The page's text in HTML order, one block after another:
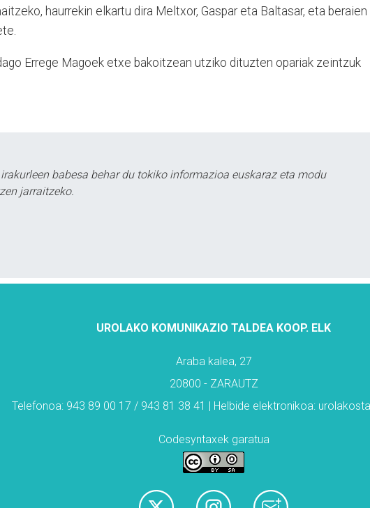
haurrekin elkartu dira Meltxor, Gaspar eta Baltasar, eta beraien
Errege Magoek etxe bakoitzean utziko dituzten opariak zeintzuk
babesa behar du tokiko informazioa euskaraz eta modu
jarraitzeko.
UROLAKO KOMUNIKAZIO TALDEA KOOP. ELK
Araba kalea, 27
20800 - ZARAUTZ
Telefonoa: 943 89 00 17 / 943 81 38 41 | Helbide elektronikoa:
Codesyntaxek garatua